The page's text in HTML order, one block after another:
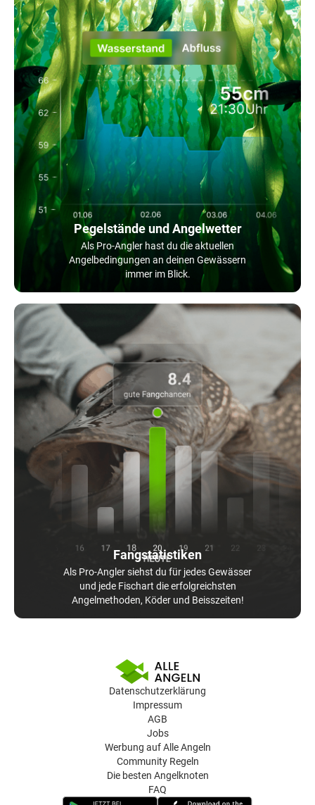
Pegelstände und Angelwetter
Als Pro-Angler hast du die aktuellen
Angelbedingungen an deinen Gewässern
immer im Blick.
Fangstatistiken
Als Pro-Angler siehst du für jedes Gewässer
und jede Fischart die erfolgreichsten
Angelmethoden, Köder und Beisszeiten!
Datenschutzerklärung
Impressum
AGB
Jobs
Werbung auf Alle Angeln
Community Regeln
Die besten Angelknoten
FAQ